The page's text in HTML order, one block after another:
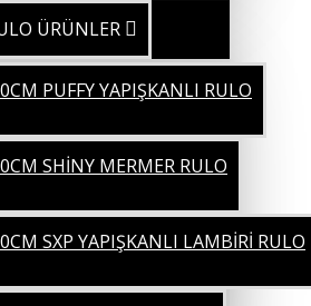
ÜRÜNLER
PUFFY YAPIŞKANLI RULO
SHİNY MERMER RULO
SXP YAPIŞKANLI LAMBİRİ RULO